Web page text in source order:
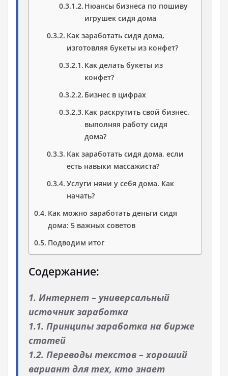
Нюансы бизнеса по пошиву
игрушек сидя дома
Как заработать сидя дома,
изготовляя букеты из конфет?
Как делать букеты из
конфет?
Бизнес в цифрах
Как раскрутить свой бизнес,
выполняя работу сидя
дома?
Как заработать сидя дома, если
есть навыки массажиста?
Услуги няни у себя дома. Как
начать?
Как можно заработать деньги сидя
дома: 5 важных советов
Подводим итог
Содержание:
1. Интернет – универсальный
источник заработка
1.1. Принципы заработка на бирже
статей
1.2. Переводы текстов – хороший
вариант для тех, кто знает